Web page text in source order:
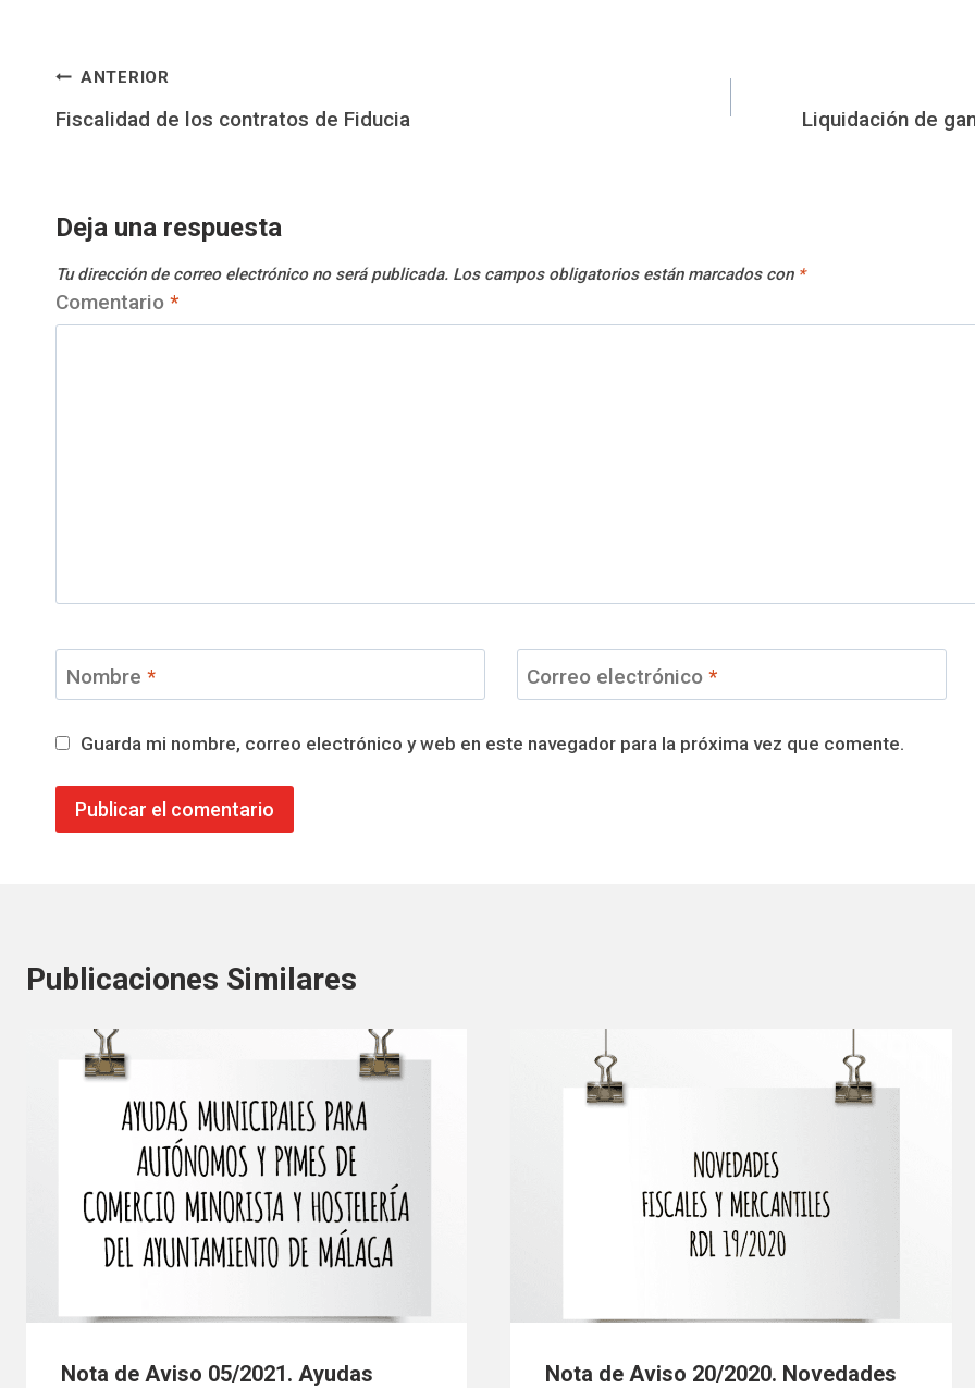
Navegación
de
ANTERIOR
Fiscalidad de los contratos de Fiducia Liquidación de
Deja una respuesta
Tu dirección de correo electrónico no será publicada. Los campos obligatorios están marcados con *
Comentario *
Nombre * Correo electrónico *
Guarda mi nombre, correo electrónico y web en este navegador para la próxima vez que comente.
Publicaciones Similares
Nota de Aviso 05/2021. Ayudas
Nota de Aviso 20/2020. Novedades